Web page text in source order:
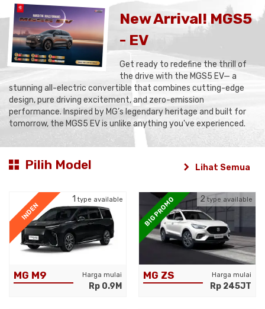
New Arrival! MGS5
- EV
Get ready to redefine the thrill of
the drive with the MGS5 EV— a
stunning all-electric convertible that combines cutting-edge
design, pure driving excitement, and zero-emission
performance. Inspired by MG’s legendary heritage and built for
tomorrow, the MGS5 EV is unlike anything you've experienced.
Pilih Model
MG M9 Harga mulai
Rp 0.9M
INDEN
1type available
MG ZS Harga mulai
Rp 245JT
BIG PROMO 2type available
Lihat Semua